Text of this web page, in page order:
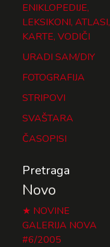
ENIKLOPEDIJE,
LEKSIKONI, ATLASI,
KARTE, VODIČI
URADI SAM/DIY
FOTOGRAFIJA
STRIPOVI
SVAŠTARA
ČASOPISI
Pretraga
Novo
NOVINE
GALERIJA NOVA
#6/2005